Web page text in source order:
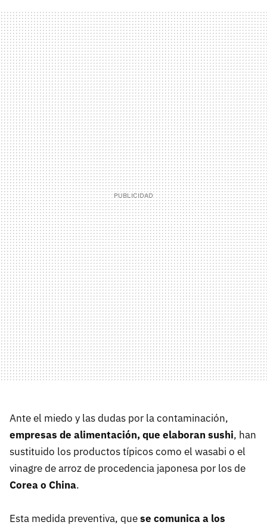
Ante el miedo y las dudas por la contaminación,
empresas de alimentación, que elaboran sushi, han
sustituido los productos típicos como el wasabi o el
vinagre de arroz de procedencia japonesa por los de
Corea o China.
Esta medida preventiva, quese comunica a los